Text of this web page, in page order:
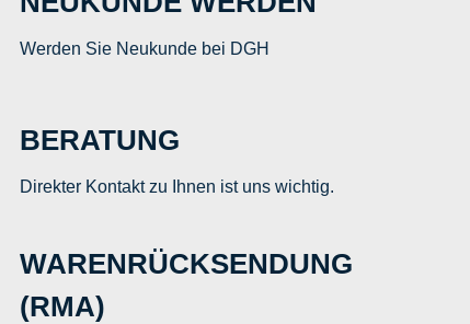
Werden Sie Neukunde bei DGH
BERATUNG
Direkter Kontakt zu Ihnen ist uns wichtig.
WARENRÜCKSENDUNG
(RMA)